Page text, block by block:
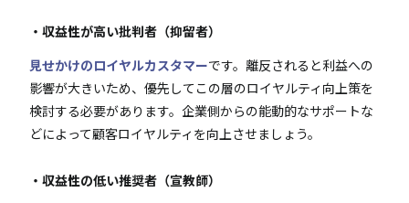
・収益性が高い批判者（抑留者）
見せかけのロイヤルカスタマーです。離反されると利益への
影響が大きいため、優先してこの層のロイヤルティ向上策を
検討する必要があります。企業側からの能動的なサポートな
どによって顧客ロイヤルティを向上させましょう。
・収益性の低い推奨者（宣教師）